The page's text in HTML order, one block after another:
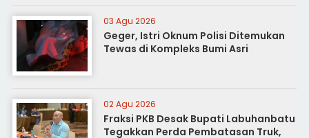
03 Agu 2026
Geger, Istri Oknum Polisi Ditemukan
Tewas di Kompleks Bumi Asri
02 Agu 2026
Fraksi PKB Desak Bupati Labuhanbatu
Tegakkan Perda Pembatasan Truk,